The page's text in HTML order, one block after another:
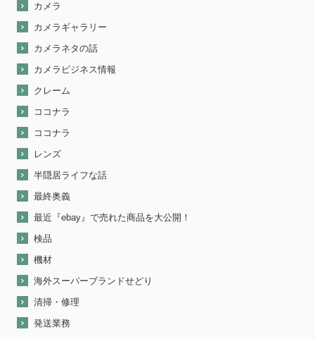
カメラ
カメラギャラリー
カメラネタの話
カメラビジネス情報
クレーム
ココナラ
ココナラ
レンズ
半隠居ライフな話
最終奥義
最近『ebay』で売れた商品を大公開！
検品
機材
海外スーパーブランドせどり
清掃・修理
発送業務